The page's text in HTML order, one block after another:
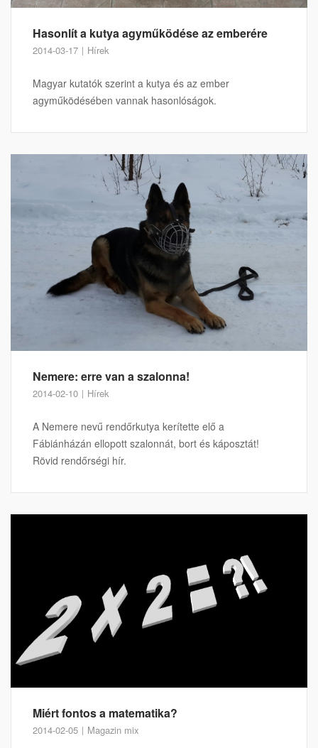
Hasonlít a kutya agyműködése az emberére
2014-03-17 Hírek
Magyar kutatók szerint a kutya és az ember
agyműködésében vannak hasonlóságok.
Nemere: erre van a szalonna!
2014-02-10 Hírek
A Nemere nevű rendőrkutya kerítette elő a
Fábiánházán ellopott szalonnát, bort és káposztát!
Rövid rendőrségi hír.
Miért fontos a matematika?
2014-02-05 Magazin mix